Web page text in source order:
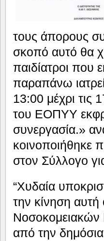
τους άπορους
σκοπό αυτό θα
παιδίατροι που
παραπάνω
13:00 μέχρι τις
του ΕΟΠΥΥ
συνεργασία.»
κοινοποιήθηκε
στον Σύλλογο
“Χυδαία
την κίνηση
Νοσοκομειακών
από την